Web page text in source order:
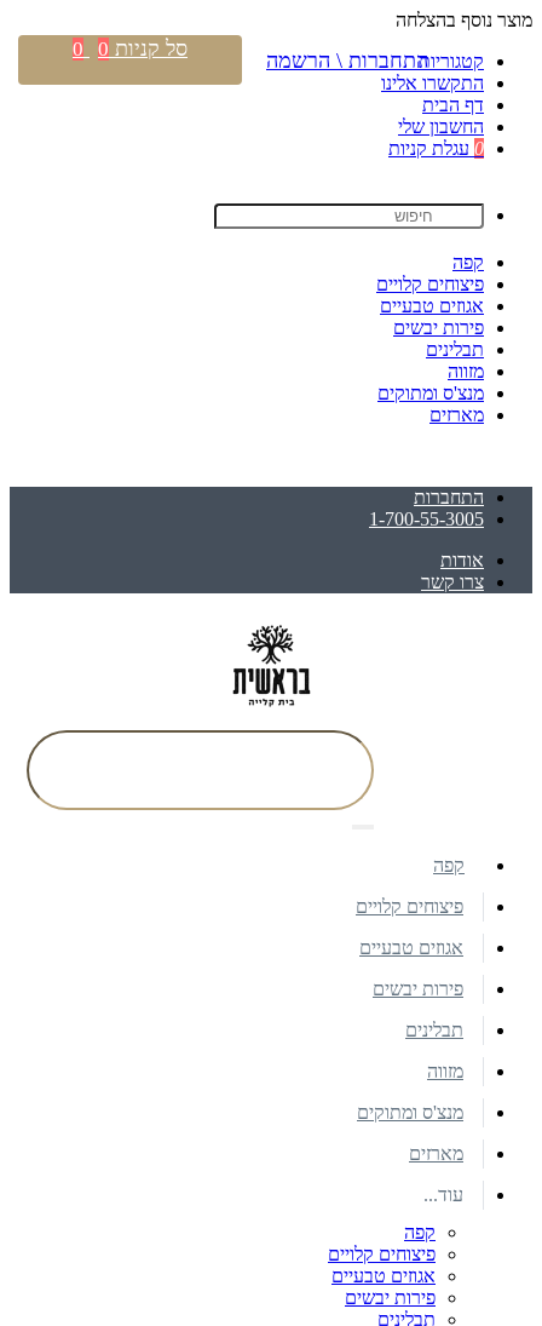
מוצר נוסף בהצלחה
קטגוריות
התקשרו אלינו
דף הבית
החשבון שלי
0 עגלת קניות
קפה
פיצוחים קלויים
אגוזים טבעיים
פירות יבשים
תבלינים
מזווה
מנצ'ס ומתוקים
מארזים
התחברות
1-700-55-3005
אודות
צרו קשר
התחברות \ הרשמה סל קניות 0
0
קפה
פיצוחים קלויים
אגוזים טבעיים
פירות יבשים
תבלינים
מזווה
מנצ'ס ומתוקים
מארזים
עוד...
קפה
פיצוחים קלויים
אגוזים טבעיים
פירות יבשים
תבלינים